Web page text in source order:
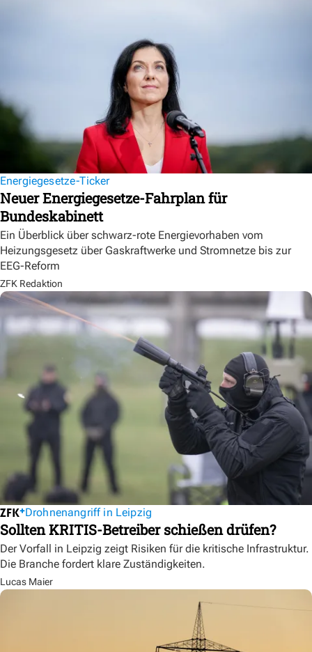
Energiegesetze-Ticker
Neuer Energiegesetze-Fahrplan für
Bundeskabinett
Ein Überblick über schwarz-rote Energievorhaben vom
Heizungsgesetz über Gaskraftwerke und Stromnetze bis zur
EEG-Reform
ZFK Redaktion
Drohnenangriff in Leipzig
Sollten KRITIS-Betreiber schießen drüfen?
Der Vorfall in Leipzig zeigt Risiken für die kritische Infrastruktur.
Die Branche fordert klare Zuständigkeiten.
Lucas Maier